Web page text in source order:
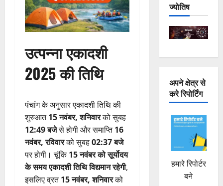
उत्पन्ना एकादशी
2025 की तिथि
पंचांग के अनुसार एकादशी तिथि की
शुरुआत15 नवंबर, शनिवारको सुबह
12:49 बजेसे होगी और समाप्ति16
नवंबर, रविवारको सुबह02:37 बजे
पर होगी। चूंकि15 नवंबर को सूर्योदय
के समय एकादशी तिथि विद्यमान रहेगी,
इसलिए व्रत15 नवंबर, शनिवारको
ज्योतिष
अपने क्षेत्र से
करे रिपोर्टिंग
हमारे रिपोर्टर
बने